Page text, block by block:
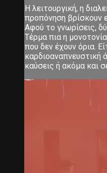
Η λειτουργική, η
προπόνηση βρίσκουν
Αφού το γνωρίσεις,
Τέρμα πια η
που δεν έχουν όρια.
καρδιοαναπνευστική
καύσεις ή ακόμα και